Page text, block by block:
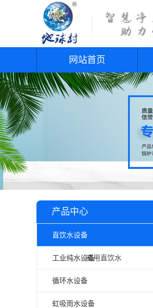
网站首页
产品中心
直饮水设备
商用直饮水
家用直饮水
工业纯水设备
循环水设备
虹吸雨水设备